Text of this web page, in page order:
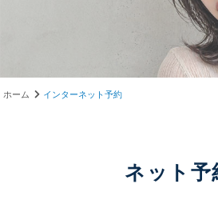
ホーム インターネット予約
ネット予